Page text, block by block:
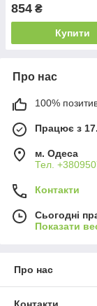
854 ₴
Купити
Про нас
100%
Працює з
м. Одеса
Тел.
Контакти
Сьогодні
Показати
Про нас